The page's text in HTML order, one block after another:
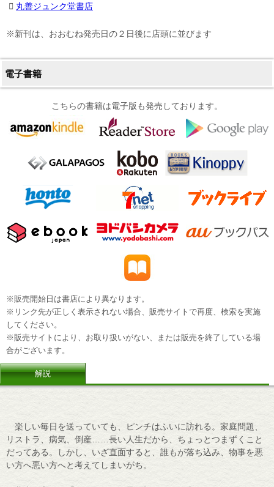
丸善ジュンク堂書店
※新刊は、おおむね発売日の２日後に店頭に並びます
電子書籍
こちらの書籍は電子版も発売しております。
※販売開始日は書店により異なります。
※リンク先が正しく表示されない場合、販売サイトで再度、検索を実施
してください。
※販売サイトにより、お取り扱いがない、または販売を終了している場
合がございます。
解説
楽しい毎日を送っていても、ピンチはふいに訪れる。家庭問題、
リストラ、病気、倒産……長い人生だから、ちょっとつまずくこと
だってある。しかし、いざ直面すると、誰もが落ち込み、物事を悪
い方へ悪い方へと考えてしまいがち。